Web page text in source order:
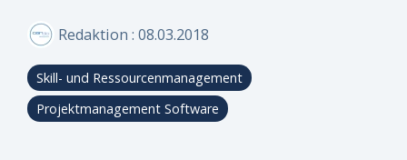
Management
Controlling
Sind Sie
neugierig,
ob Can Do
Ihre
Anwender der Can Do Software
FAQs
Newsletter
Sind Sie
neugierig,
ob Can Do
Ihre
Karriere
Sind Sie
neugierig,
ob Can Do
Ihre
Redaktion : 08.03.2018
Skill- und Ressourcenmanagement
Projektmanagement Software